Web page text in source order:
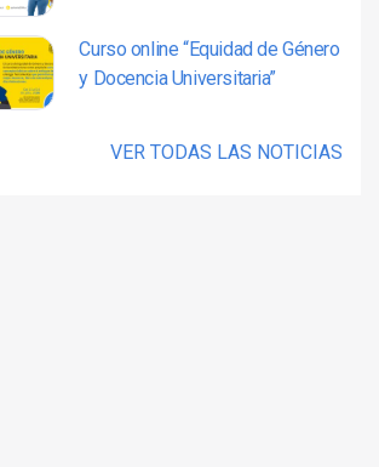
Curso online “Equidad de Género
y Docencia Universitaria”
VER TODAS LAS NOTICIAS